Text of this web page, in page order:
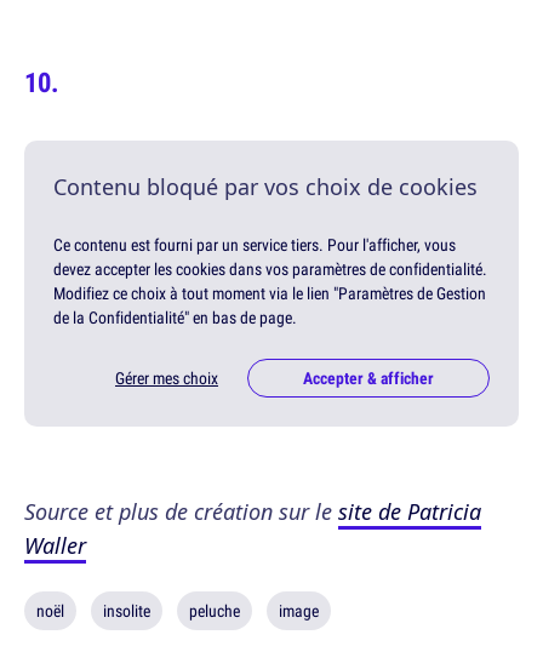
Contenu bloqué par vos choix de cookies
Ce contenu est fourni par un service tiers. Pour l'afficher, vous
devez accepter les cookies dans vos paramètres de confidentialité.
Modifiez ce choix à tout moment via le lien "Paramètres de Gestion
de la Confidentialité" en bas de page.
Gérer mes choix Accepter & afficher
Source et plus de création sur le site de Patricia
Waller
noël insolite peluche image